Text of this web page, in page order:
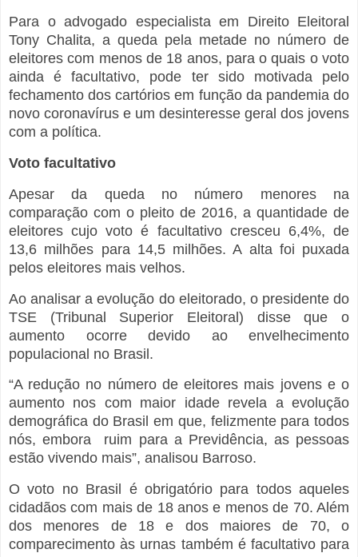
Para o advogado especialista em Direito Eleitoral
Tony Chalita, a queda pela metade no número de
eleitores com menos de 18 anos, para o quais o voto
ainda é facultativo, pode ter sido motivada pelo
fechamento dos cartórios em função da pandemia do
novo coronavírus e um desinteresse geral dos jovens
com a política.
Voto facultativo
Apesar da queda no número menores na
comparação com o pleito de 2016, a quantidade de
eleitores cujo voto é facultativo cresceu 6,4%, de
13,6 milhões para 14,5 milhões. A alta foi puxada
pelos eleitores mais velhos.
Ao analisar a evolução do eleitorado, o presidente do
TSE (Tribunal Superior Eleitoral) disse que o
aumento ocorre devido ao envelhecimento
populacional no Brasil.
“A redução no número de eleitores mais jovens e o
aumento nos com maior idade revela a evolução
demográfica do Brasil em que, felizmente para todos
nós, embora ruim para a Previdência, as pessoas
estão vivendo mais”, analisou Barroso.
O voto no Brasil é obrigatório para todos aqueles
cidadãos com mais de 18 anos e menos de 70. Além
dos menores de 18 e dos maiores de 70, o
comparecimento às urnas também é facultativo para